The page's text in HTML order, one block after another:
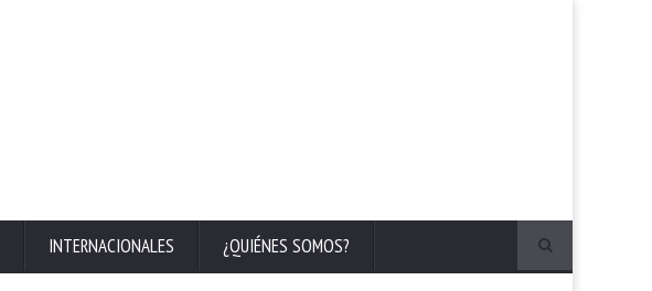
INTERNACIONALES ¿QUIÉNES SOMOS?